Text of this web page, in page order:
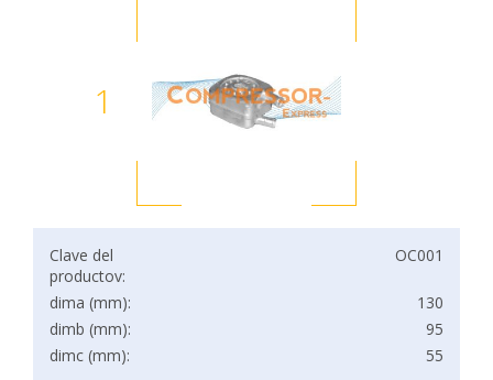
1
Clave del
productov:
OC001
dima (mm):
130
dimb (mm):
95
dimc (mm):
55